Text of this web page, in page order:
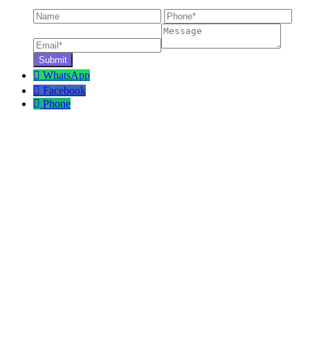
WhatsApp
Facebook
Phone